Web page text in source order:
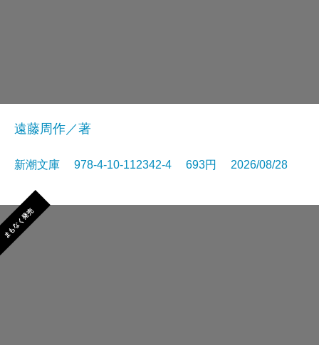
遠藤周作／著
新潮文庫 978-4-10-112342-4 693円 2026/08/28
まもなく発売